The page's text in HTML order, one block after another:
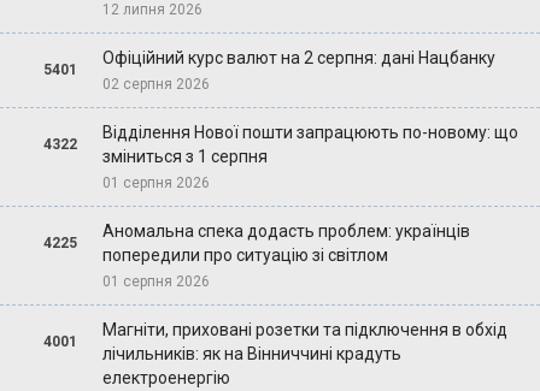
12 липня 2026
5401
Офіційний курс валют на 2 серпня: дані Нацбанку
02 серпня 2026
4322
Відділення Нової пошти запрацюють по-новому: що
зміниться з 1 серпня
01 серпня 2026
4225
Аномальна спека додасть проблем: українців
попередили про ситуацію зі світлом
01 серпня 2026
4001
Магніти, приховані розетки та підключення в обхід
лічильників: як на Вінниччині крадуть
електроенергію